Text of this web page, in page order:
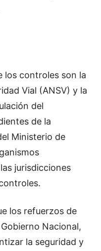
los controles son la
Vial (ANSV) y la
del
de la
Ministerio de
jurisdicciones
los refuerzos de
Nacional,
la seguridad y